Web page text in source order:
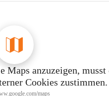
Maps anzuzeigen, musst
Cookies zustimmen.
maps